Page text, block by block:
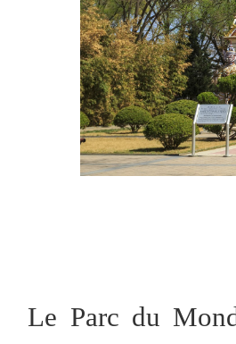
Le Parc du